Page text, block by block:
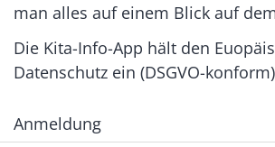
man alles auf einem Blick auf
Die Kita-Info-App hält den
Datenschutz ein (DSGVO-
Anmeldung